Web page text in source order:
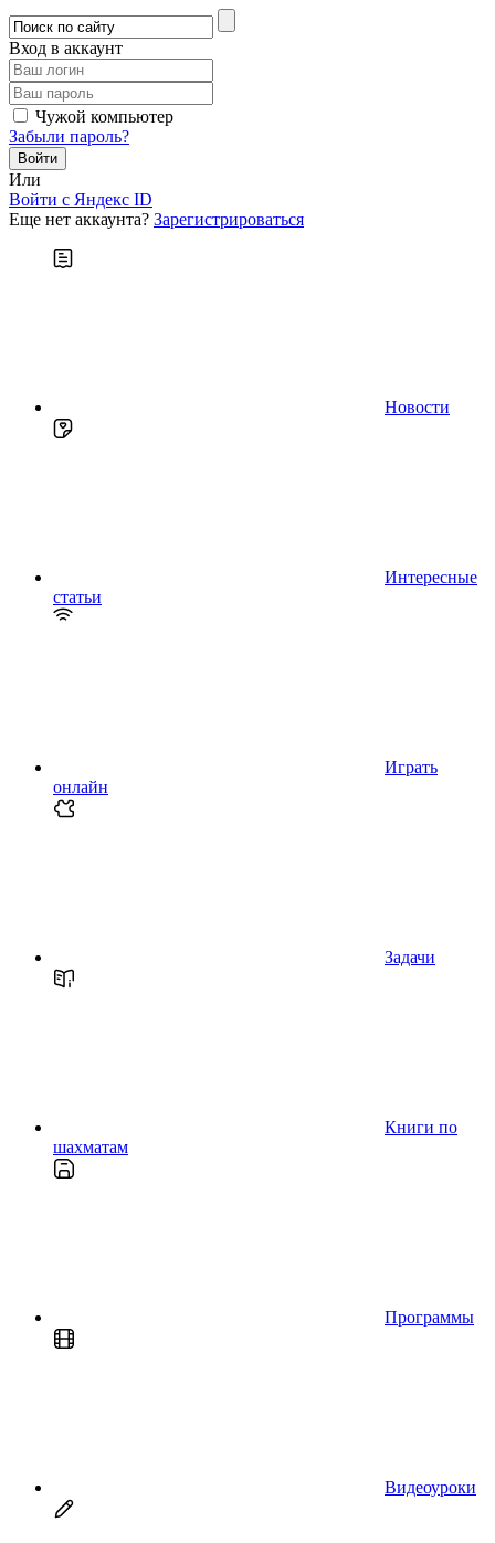
Вход в аккаунт
Чужой компьютер
Забыли пароль?
Или
Войти c Яндекс ID
Еще нет аккаунта? Зарегистрироваться
Новости
Интересные
статьи
Играть
онлайн
Задачи
Книги по
шахматам
Программы
Видеоуроки